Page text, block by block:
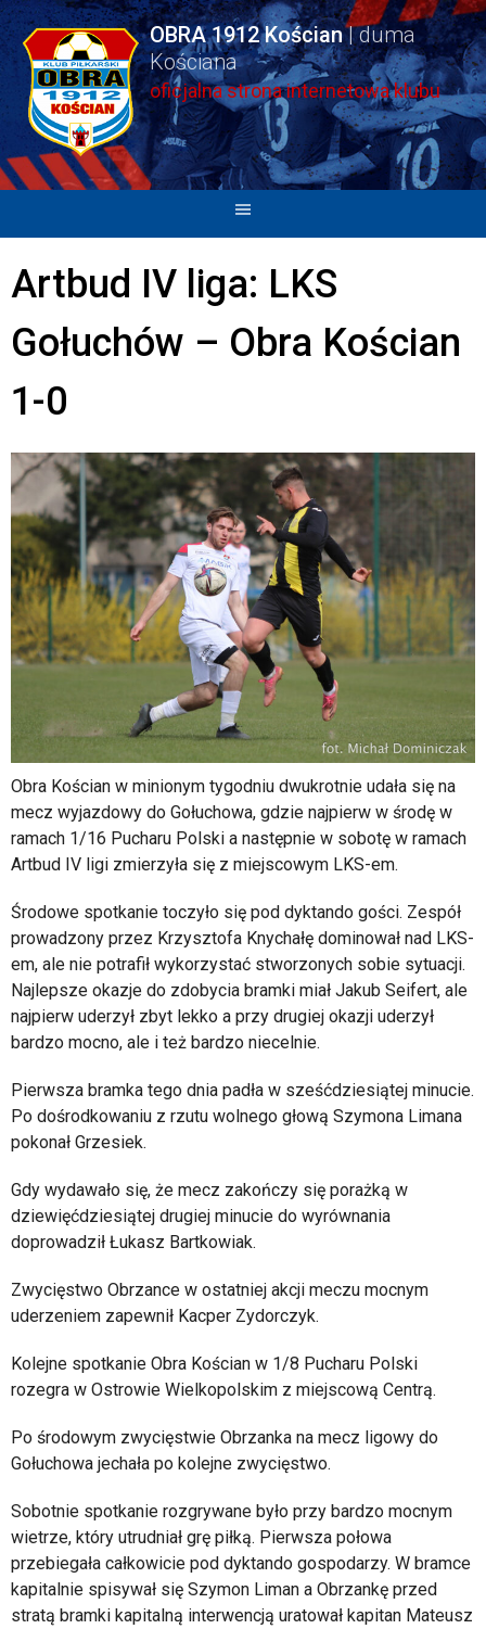
Skip
to
content
OBRA 1912 Kościan
oficjalna strona internetowa klubu
Artbud IV liga: LKS
Gołuchów – Obra Kościan
1-0
Obra Kościan w minionym tygodniu dwukrotnie udała się na
mecz wyjazdowy do Gołuchowa, gdzie najpierw w środę w
ramach 1/16 Pucharu Polski a następnie w sobotę w ramach
Artbud IV ligi zmierzyła się z miejscowym LKS-em.
Środowe spotkanie toczyło się pod dyktando gości. Zespół
prowadzony przez Krzysztofa Knychałę dominował nad LKS-
em, ale nie potrafił wykorzystać stworzonych sobie sytuacji.
Najlepsze okazje do zdobycia bramki miał Jakub Seifert, ale
najpierw uderzył zbyt lekko a przy drugiej okazji uderzył
bardzo mocno, ale i też bardzo niecelnie.
Pierwsza bramka tego dnia padła w sześćdziesiątej minucie.
Po dośrodkowaniu z rzutu wolnego głową Szymona Limana
pokonał Grzesiek.
Gdy wydawało się, że mecz zakończy się porażką w
dziewięćdziesiątej drugiej minucie do wyrównania
doprowadził Łukasz Bartkowiak.
Zwycięstwo Obrzance w ostatniej akcji meczu mocnym
uderzeniem zapewnił Kacper Zydorczyk.
Kolejne spotkanie Obra Kościan w 1/8 Pucharu Polski
rozegra w Ostrowie Wielkopolskim z miejscową Centrą.
Po środowym zwycięstwie Obrzanka na mecz ligowy do
Gołuchowa jechała po kolejne zwycięstwo.
Sobotnie spotkanie rozgrywane było przy bardzo mocnym
wietrze, który utrudniał grę piłką. Pierwsza połowa
przebiegała całkowicie pod dyktando gospodarzy. W bramce
kapitalnie spisywał się Szymon Liman a Obrzankę przed
stratą bramki kapitalną interwencją uratował kapitan Mateusz